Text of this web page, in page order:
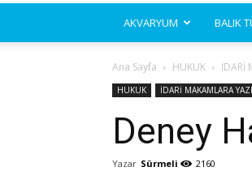
AKVARYUM BALIK
Ana Sayfa HUKUK İDARİ
HUKUK İDARİ MAKAMLARA
Deney
Yazar Sürmeli 2160